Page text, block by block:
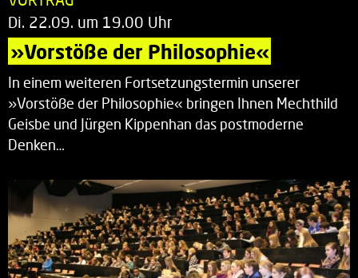
Di. 22.09. um 19.00 Uhr
»Vorstöße der Philosophie«
In einem weiteren Fortsetzungstermin unserer
»Vorstöße der Philosophie« bringen Ihnen Mechthild
Geisbe und Jürgen Kippenhan das postmoderne
Denken…